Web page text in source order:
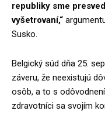
republiky sme
vyšetrovaní,“
Susko.
Belgický súd dňa 25.
záveru, že neexistujú
osôb, a to s
zdravotníci sa svojím